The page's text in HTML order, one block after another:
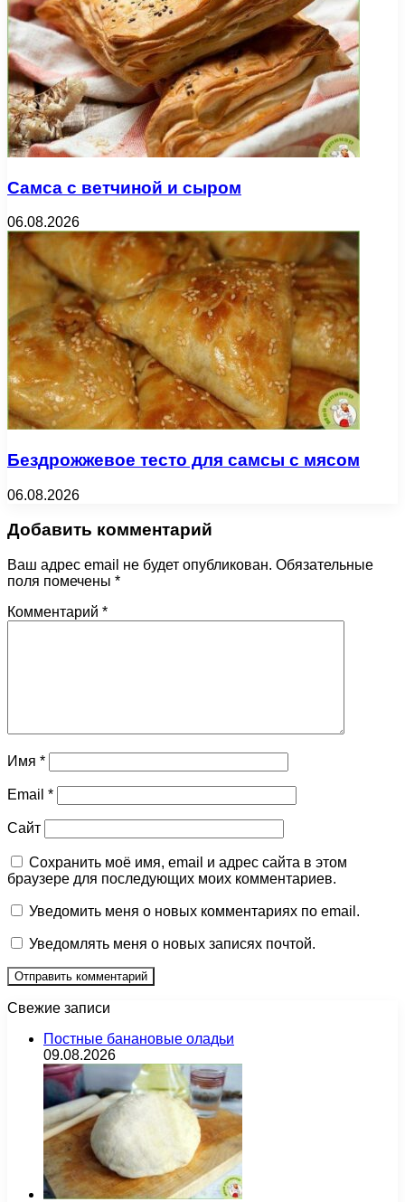
Самса с ветчиной и сыром
06.08.2026
Бездрожжевое тесто для самсы с мясом
06.08.2026
Добавить комментарий
Ваш адрес email не будет опубликован. Обязательные
поля помечены *
Комментарий *
Имя *
Email *
Сайт
Сохранить моё имя, email и адрес сайта в этом
браузере для последующих моих комментариев.
Уведомить меня о новых комментариях по email.
Уведомлять меня о новых записях почтой.
Свежие записи
Постные банановые оладьи
09.08.2026